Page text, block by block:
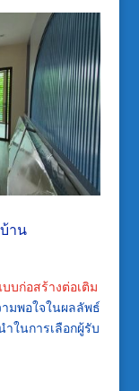
าน
บก่อสร้างต่อเติม
มพอใจในผลลัพธ์
ในการเลือกผู้รับ